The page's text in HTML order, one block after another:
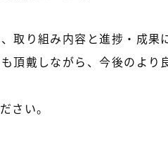
取り組み内容と進捗・成
頂戴しながら、今後のより
さい。